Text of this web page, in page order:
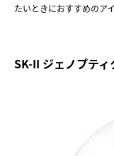
たいときにおすすめのア
SK-II ジェノプテ